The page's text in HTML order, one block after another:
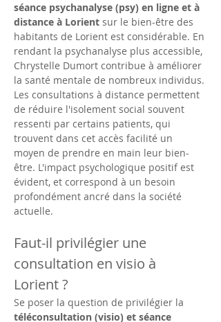
séance psychanalyse (psy) en ligne et à
distance à Lorient sur le bien-être des
habitants de Lorient est considérable. En
rendant la psychanalyse plus accessible,
Chrystelle Dumort contribue à améliorer
la santé mentale de nombreux individus.
Les consultations à distance permettent
de réduire l'isolement social souvent
ressenti par certains patients, qui
trouvent dans cet accès facilité un
moyen de prendre en main leur bien-
être. L'impact psychologique positif est
évident, et correspond à un besoin
profondément ancré dans la société
actuelle.
Faut-il privilégier une
consultation en visio à
Lorient ?
Se poser la question de privilégier la
téléconsultation (visio) et séance